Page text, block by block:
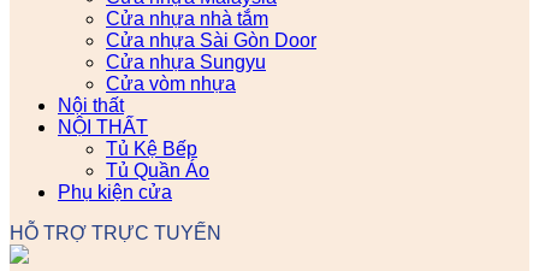
Cửa nhựa nhà tắm
Cửa nhựa Sài Gòn Door
Cửa nhựa Sungyu
Cửa vòm nhựa
Nội thất
NỘI THẤT
Tủ Kệ Bếp
Tủ Quần Áo
Phụ kiện cửa
HỖ TRỢ TRỰC TUYẾN